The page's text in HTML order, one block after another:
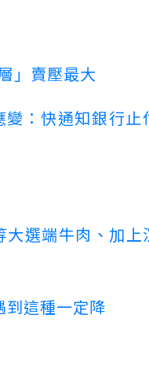
」賣壓最大
：快通知銀行止
選端牛肉、加上
到這種一定降